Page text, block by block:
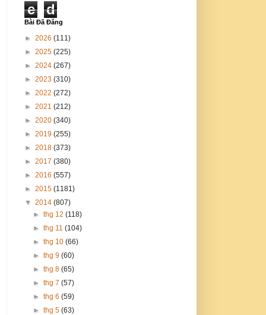
e
d
Bài Đã Đăng
► 2026 (111)
► 2025 (225)
► 2024 (267)
► 2023 (310)
► 2022 (272)
► 2021 (212)
► 2020 (340)
► 2019 (255)
► 2018 (373)
► 2017 (380)
► 2016 (557)
► 2015 (1181)
▼ 2014 (807)
►thg 12(118)
►thg 11(104)
►thg 10(66)
►thg 9(60)
►thg 8(65)
►thg 7(57)
►thg 6(59)
►thg 5(63)